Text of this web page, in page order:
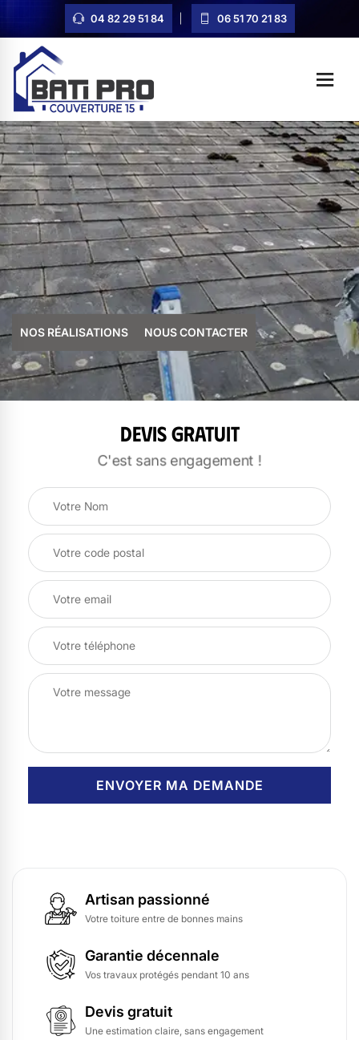
04 82 29 51 84 06 51 70 21 83
NOS RÉALISATIONS NOUS CONTACTER
Devis gratuit
C'est sans engagement !
Artisan passionné
Votre toiture entre de bonnes mains
Garantie décennale
Vos travaux protégés pendant 10 ans
Devis gratuit
Une estimation claire, sans engagement